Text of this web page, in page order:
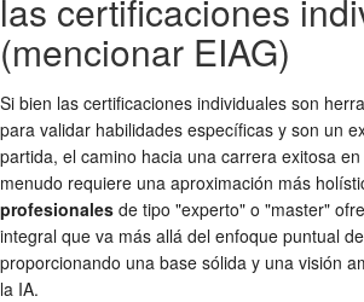
las certificaciones
(mencionar EIAG)
Si bien las certificaciones individuales son
para validar habilidades específicas y son un
partida, el camino hacia una carrera exitosa
menudo requiere una aproximación más
profesionales de tipo "experto" o "master"
integral que va más allá del enfoque puntual
proporcionando una base sólida y una visión
la IA.